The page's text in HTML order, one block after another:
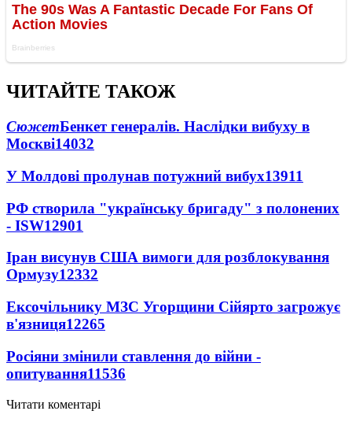
ЧИТАЙТЕ ТАКОЖ
СюжетБенкет генералів. Наслідки вибуху в
Москві14032
У Молдові пролунав потужний вибух13911
РФ створила "українську бригаду" з полонених
- ISW12901
Іран висунув США вимоги для розблокування
Ормузу12332
Ексочільнику МЗС Угорщини Сійярто загрожує
в'язниця12265
Росіяни змінили ставлення до війни -
опитування11536
Читати коментарі